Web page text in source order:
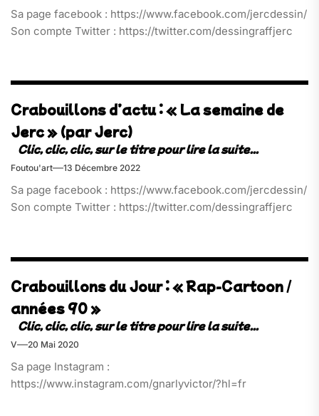
Sa page facebook : https://www.facebook.com/jercdessin/
Son compte Twitter : https://twitter.com/dessingraffjerc
Crabouillons d’actu : « La semaine de
Jerc » (par Jerc)
Foutou'art 13 Décembre 2022
Sa page facebook : https://www.facebook.com/jercdessin/
Son compte Twitter : https://twitter.com/dessingraffjerc
Crabouillons du Jour : « Rap-Cartoon /
années 90 »
V 20 Mai 2020
Sa page Instagram :
https://www.instagram.com/gnarlyvictor/?hl=fr